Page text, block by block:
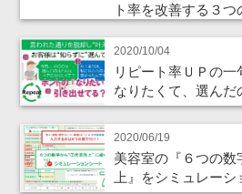
ト率を改善する３つ
2020/10/04
リピート率ＵＰの一
なりたくて、選んだ
2020/06/19
美容室の『６つの
上』をシミュレーシ